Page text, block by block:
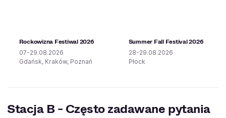
Rockowizna Festiwal 2026
07-29.08.2026
Gdańsk, Kraków, Poznań
Summer Fall Festival 2026
28-29.08.2026
Płock
Stacja B - Często zadawane pytania